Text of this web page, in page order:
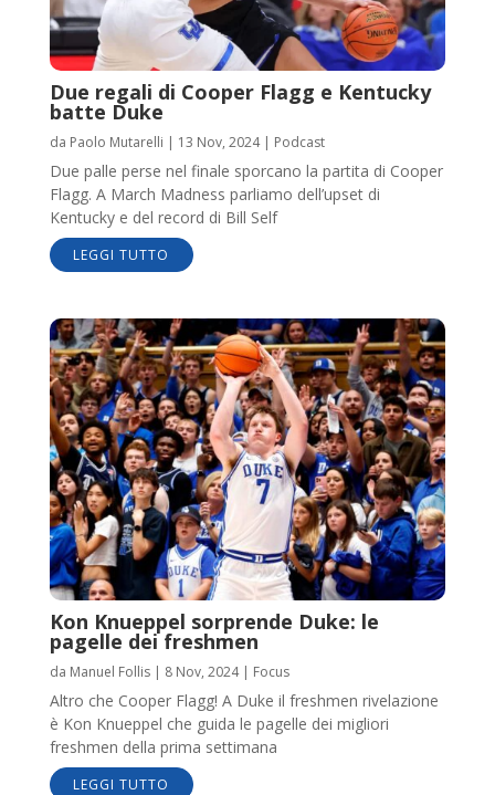
Due regali di Cooper Flagg e Kentucky
batte Duke
da Paolo Mutarelli | 13 Nov, 2024| Podcast
Due palle perse nel finale sporcano la partita di Cooper
Flagg. A March Madness parliamo dell’upset di
Kentucky e del record di Bill Self
LEGGI TUTTO
Kon Knueppel sorprende Duke: le
pagelle dei freshmen
da Manuel Follis| 8 Nov, 2024| Focus
Altro che Cooper Flagg! A Duke il freshmen rivelazione
è Kon Knueppel che guida le pagelle dei migliori
freshmen della prima settimana
LEGGI TUTTO